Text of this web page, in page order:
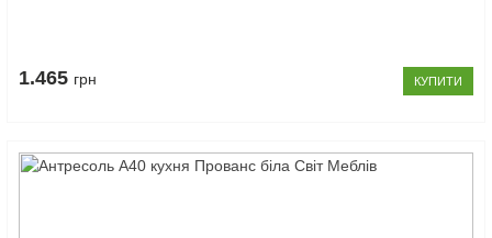
1.465 грн КУПИТИ